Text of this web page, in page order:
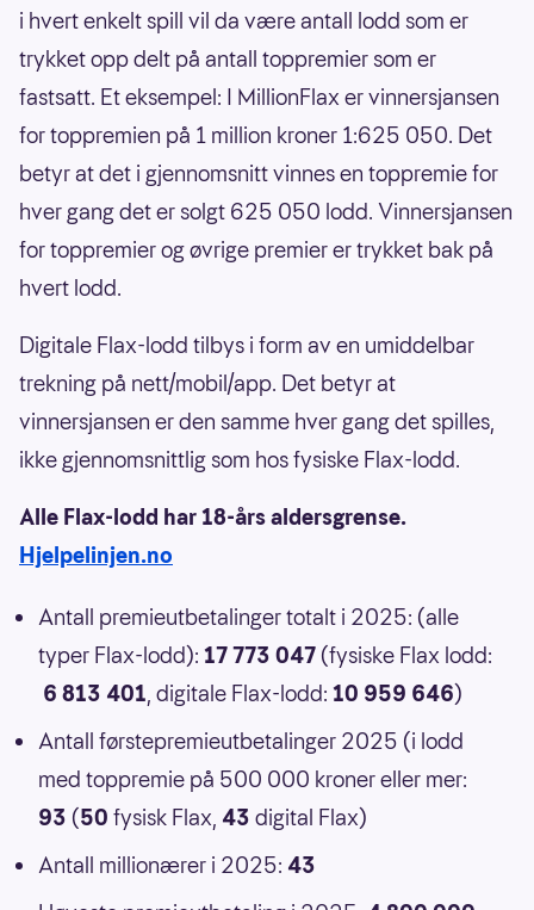
i hvert enkelt spill vil da være antall lodd som er
trykket opp delt på antall toppremier som er
fastsatt. Et eksempel: I MillionFlax er vinnersjansen
for toppremien på 1 million kroner 1:625 050. Det
betyr at det i gjennomsnitt vinnes en toppremie for
hver gang det er solgt 625 050 lodd. Vinnersjansen
for toppremier og øvrige premier er trykket bak på
hvert lodd.
Digitale Flax-lodd tilbys i form av en umiddelbar
trekning på nett/mobil/app. Det betyr at
vinnersjansen er den samme hver gang det spilles,
ikke gjennomsnittlig som hos fysiske Flax-lodd.
Alle Flax-lodd har 18-års aldersgrense.
Hjelpelinjen.no
Antall premieutbetalinger totalt i 2025: (alle
typer Flax-lodd): 17 773 047 (fysiske Flax lodd:
6 813 401, digitale Flax-lodd: 10 959 646)
Antall førstepremieutbetalinger 2025 (i lodd
med toppremie på 500 000 kroner eller mer:
93 (50 fysisk Flax, 43 digital Flax)
Antall millionærer i 2025: 43